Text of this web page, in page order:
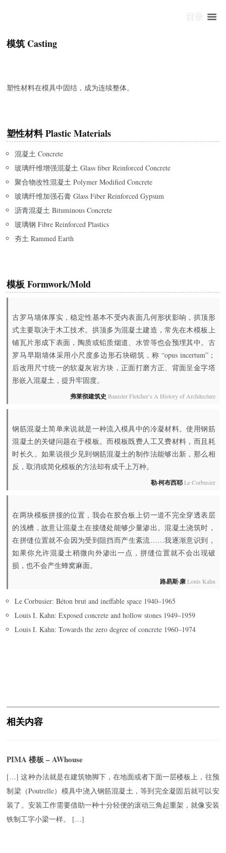
模筑 Casting
塑性材料在模具中固结，成为连续整体。
塑性材料 Plastic Materials
混凝土 Concrete
玻璃纤维增强混凝土 Glass fiber Reinforced Concrete
聚合物改性混凝土 Polymer Modified Concrete
玻璃纤维加强石膏 Glass Fiber Reinforced Gypsum
沥青混凝土 Bituminous Concrete
玻璃钢 Fibre Reinforced Plastics
夯土 Rammed Earth
模板 Formwork/Mold
古罗马墙体厚实，稳定性基本不受内表面几何形状影响，拱顶形
式主要取决于木工技术。拱顶多为混凝土建造，常先在木模板上
铺瓦片形成下表面，陶质或铅质烟道、水管等也会预埋其中。古
罗马早期墙体采用小尺度多边形石块砌筑，称 “opus incertum”；
后改用尺寸统一的软凝灰岩方块，正面打磨方正、背面呈金字塔
形嵌入混凝土，提升牢固度。
弗莱彻建筑史 Banister Fletcher’s A History of Architecture
钢筋混凝土简单来说就是一种流入模具中的冷凝材料。使用钢筋
混凝土的关键问题在于模板。而模板既费人工又费材料，而且耗
时长久。如果说很少见到钢筋混凝土的制作法能够出新，那么相
反，取消或简化模板的方法却有成千上万种。
勒·柯布西耶Le Corbusier
在两块模板拼接的位置，我会在胶合板上切一道不完全穿透表层
的浅槽，故意让混凝土在接缝处能够少量渗出。混凝土浇筑时，
在拼缝位置就不会因为受到阻挡而产生紊流……我逐渐意识到，
如果你允许混凝土稍微向外渗出一点，拼缝位置就不会出现破
损，也不会产生蜂窝麻面。
路易斯·康Louis Kahn
Le Corbusier: Béton brut and ineffable space 1940–1965
Louis I. Kahn: Exposed concrete and hollow stones 1949–1959
Louis I. Kahn: Towards the zero degree of concrete 1960–1974
相关内容
PIMA 楼板 – AWhouse
[…] 这种办法就是在建筑物脚下，在地面或者下面一层楼板上，往预
制梁（Poutrelle）模具中浇入钢筋混凝土，等到完全凝固后就可以安
装了。安装工作需要借助一种十分轻便的滚动三角起重架，就像安装
铁制工字小梁一样。 […]